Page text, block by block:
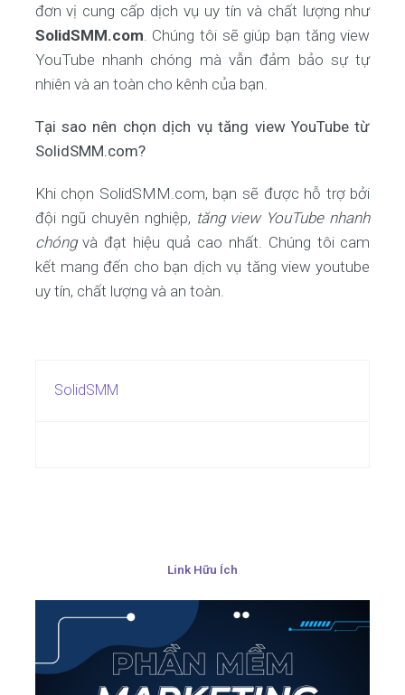
đơn vị cung cấp dịch vụ uy tín và chất lượng như
SolidSMM.com. Chúng tôi sẽ giúp bạn tăng view
YouTube nhanh chóng mà vẫn đảm bảo sự tự
nhiên và an toàn cho kênh của bạn.
Tại sao nên chọn dịch vụ tăng view YouTube từ
SolidSMM.com?
Khi chọn SolidSMM.com, bạn sẽ được hỗ trợ bởi
đội ngũ chuyên nghiệp, tăng view YouTube nhanh
chóngvà đạt hiệu quả cao nhất. Chúng tôi cam
kết mang đến cho bạn dịch vụ tăng view youtube
uy tín, chất lượng và an toàn.
SolidSMM
Link Hữu Ích